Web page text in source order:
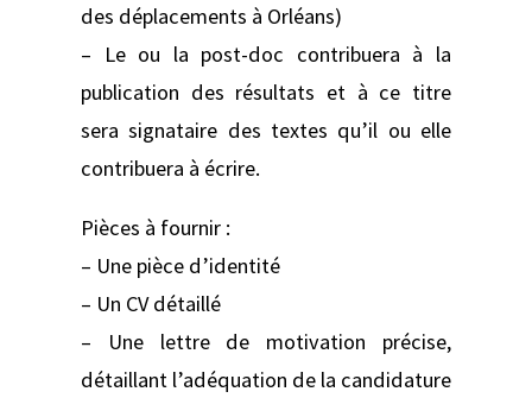
des déplacements à Orléans)
– Le ou la post-doc contribuera à la
publication des résultats et à ce titre
sera signataire des textes qu’il ou elle
contribuera à écrire.
Pièces à fournir :
– Une pièce d’identité
– Un CV détaillé
– Une lettre de motivation précise,
détaillant l’adéquation de la candidature